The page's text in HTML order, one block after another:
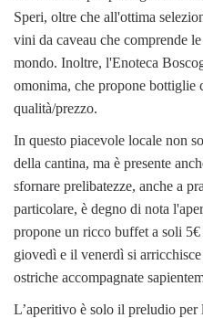
Speri, oltre che all'ottima
vini da caveau che comprende
mondo. Inoltre, l'Enoteca
omonima, che propone bottiglie
qualità/prezzo.
In questo piacevole locale non
della cantina, ma è presente
sfornare prelibatezze, anche a
particolare, è degno di nota
propone un ricco buffet a soli
giovedì e il venerdì si
ostriche accompagnate
L’aperitivo è solo il preludio per